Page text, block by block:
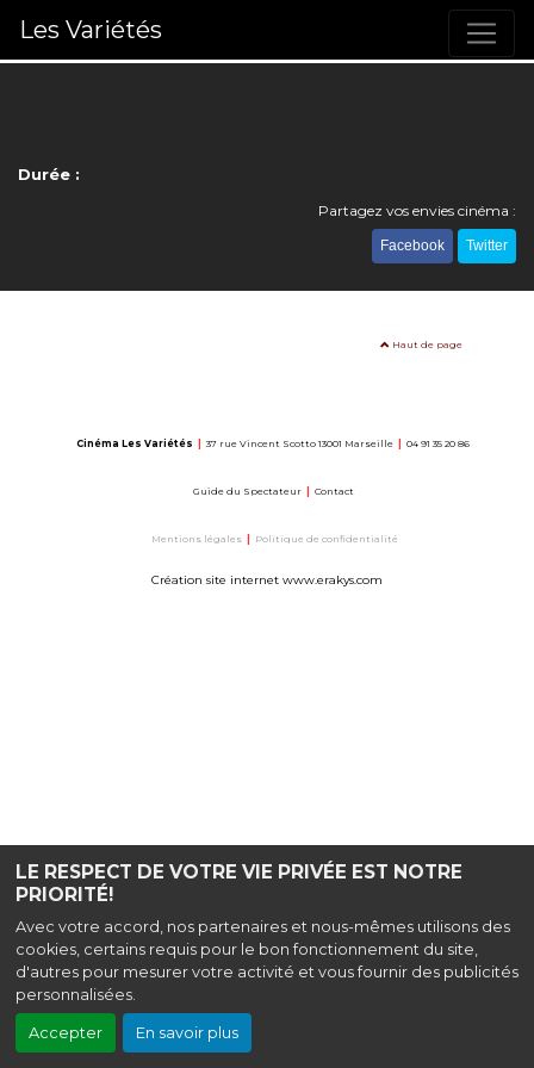
LE RESPECT DE VOTRE VIE PRIVÉE EST NOTRE
PRIORITÉ!
Avec votre accord, nos partenaires et nous-mêmes utilisons des
cookies, certains requis pour le bon fonctionnement du site,
d'autres pour mesurer votre activité et vous fournir des publicités
personnalisées.
Accepter En savoir plus
Les Variétés
Durée :
Partagez vos envies cinéma :
Facebook Twitter
Haut de page
Cinéma Les Variétés 37 rue Vincent Scotto 13001 Marseille 04 91 35 20 86
Guide du Spectateur Contact
Mentions légales Politique de confidentialité
Création site internet www.erakys.com